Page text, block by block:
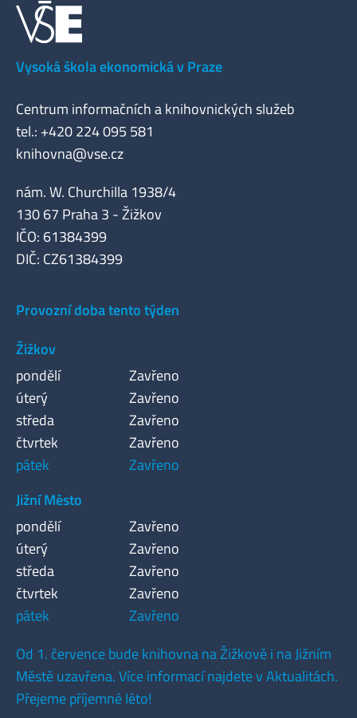
Vysoká škola ekonomická v Praze
Centrum informačních a knihovnických služeb
tel.: +420 224 095 581
knihovna@vse.cz
nám. W. Churchilla 1938/4
130 67 Praha 3 - Žižkov
IČO: 61384399
DIČ: CZ61384399
Provozní doba tento týden
Žižkov
pondělí
Zavřeno
úterý
Zavřeno
středa
Zavřeno
čtvrtek
Zavřeno
pátek
Zavřeno
Jižní Město
pondělí
Zavřeno
úterý
Zavřeno
středa
Zavřeno
čtvrtek
Zavřeno
pátek
Zavřeno
Od 1. července bude knihovna na Žižkově i na Jižním
Městě uzavřena. Více informací najdete v Aktualitách.
Přejeme příjemné léto!